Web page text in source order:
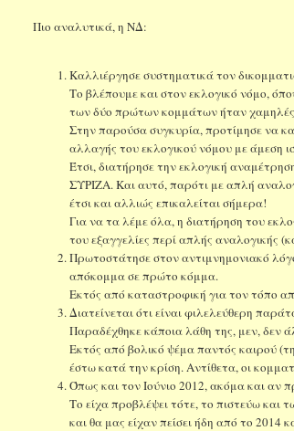
Πιο αναλυτικά, η ΝΔ:
Καλλιέργησε συστηματικά τον
Το βλέπουμε και στον εκλογικό νόμο,
των δύο πρώτων κομμάτων ήταν χαμηλές
Στην παρούσα συγκυρία, προτίμησε να
αλλαγής του εκλογικού νόμου με άμεση
Έτσι, διατήρησε την εκλογική
ΣΥΡΙΖΑ. Και αυτό, παρότι με απλή
έτσι και αλλιώς επικαλείται σήμερα!
Για να τα λέμε όλα, η διατήρηση του
του εξαγγελίες περί απλής αναλογικής
Πρωτοστάτησε στον αντιμνημονιακό
απόκομμα σε πρώτο κόμμα.
Εκτός από καταστροφική για τον τόπο
Διατείνεται ότι είναι φιλελεύθερη
Παραδέχθηκε κάποια λάθη της, μεν, δεν
Εκτός από βολικό ψέμα παντός καιρού
έστω κατά την κρίση. Αντίθετα, οι
Όπως και τον Ιούνιο 2012, ακόμα και αν
Το είχα προβλέψει τότε, το πιστεύω
και θα μας είχαν πείσει ήδη από το